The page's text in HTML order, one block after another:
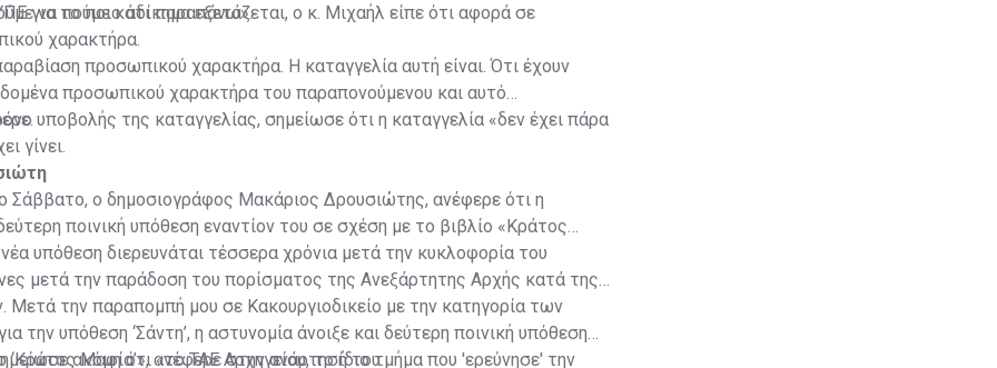
να πούμε κάτι παραπάνω».
για το ποιο αδίκημα εξετάζεται, ο κ. Μιχαήλ είπε ότι αφορά σε
χαρακτήρα.
προσωπικού χαρακτήρα. Η καταγγελία αυτή είναι. Ότι έχουν
προσωπικού χαρακτήρα του παραπονούμενου και αυτό
υποβολής της καταγγελίας, σημείωσε ότι η καταγγελία «δεν έχει πάρα
γίνει.
Σάββατο, ο δημοσιογράφος Μακάριος Δρουσιώτης, ανέφερε ότι η
ποινική υπόθεση εναντίον του σε σχέση με το βιβλίο «Κράτος
υπόθεση διερευνάται τέσσερα χρόνια μετά την κυκλοφορία του
μετά την παράδοση του πορίσματος της Ανεξάρτητης Αρχής κατά της
Μετά την παραπομπή μου σε Κακουργιοδικείο με την κατηγορία των
την υπόθεση ‘Σάντη’, η αστυνομία άνοιξε και δεύτερη ποινική υπόθεση
‘Κράτος Μαφία’», ανέφερε στην ανάρτησή του.
ακόμη ότι «το ΤΑΕ Αρχηγείου, το ίδιο τμήμα που 'ερεύνησε' την